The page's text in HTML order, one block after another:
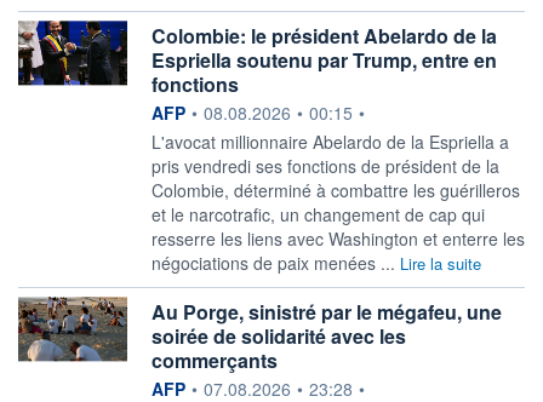
Colombie: le président Abelardo de la
Espriella soutenu par Trump, entre en
fonctions
information fournie par
AFP • 08.08.2026 • 00:15 •
L'avocat millionnaire Abelardo de la Espriella a
pris vendredi ses fonctions de président de la
Colombie, déterminé à combattre les guérilleros
et le narcotrafic, un changement de cap qui
resserre les liens avec Washington et enterre les
négociations de paix menées ... Lire la suite
Au Porge, sinistré par le mégafeu, une
soirée de solidarité avec les
commerçants
information fournie par
AFP • 07.08.2026 • 23:28 •